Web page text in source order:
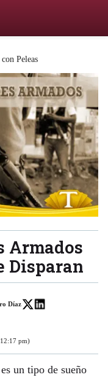
Peleas
Armados
Disparan
Díaz
pm)
un tipo de sueño